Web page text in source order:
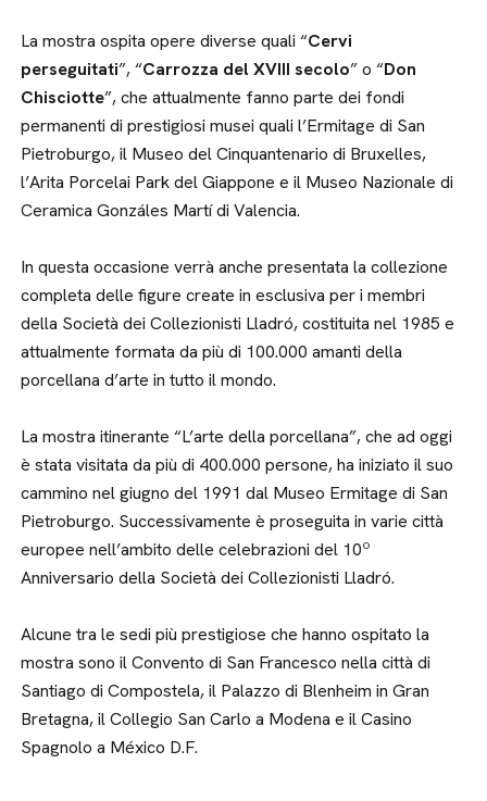
La mostra ospita opere diverse quali “Cervi
perseguitati”, “Carrozza del XVIII secolo” o “Don
Chisciotte”, che attualmente fanno parte dei fondi
permanenti di prestigiosi musei quali l’Ermitage di San
Pietroburgo, il Museo del Cinquantenario di Bruxelles,
l’Arita Porcelai Park del Giappone e il Museo Nazionale di
Ceramica Gonzáles Martí di Valencia.
In questa occasione verrà anche presentata la collezione
completa delle figure create in esclusiva per i membri
della Società dei Collezionisti Lladró, costituita nel 1985 e
attualmente formata da più di 100.000 amanti della
porcellana d’arte in tutto il mondo.
La mostra itinerante “L’arte della porcellana”, che ad oggi
è stata visitata da più di 400.000 persone, ha iniziato il suo
cammino nel giugno del 1991 dal Museo Ermitage di San
Pietroburgo. Successivamente è proseguita in varie città
europee nell’ambito delle celebrazioni del 10º
Anniversario della Società dei Collezionisti Lladró.
Alcune tra le sedi più prestigiose che hanno ospitato la
mostra sono il Convento di San Francesco nella città di
Santiago di Compostela, il Palazzo di Blenheim in Gran
Bretagna, il Collegio San Carlo a Modena e il Casino
Spagnolo a México D.F.